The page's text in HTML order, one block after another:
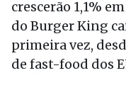
crescerão 1,1%
do Burger King
primeira vez,
de fast-food dos